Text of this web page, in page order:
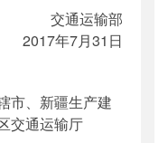
交通运输部
2017年7月31日
、新疆生产建
交通运输厅